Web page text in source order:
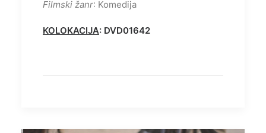
Filmski žanr: Komedija
KOLOKACIJA: DVD01642